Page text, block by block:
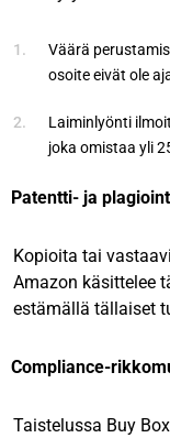
Väärä
osoite eivät ole
Laiminlyönti
joka omistaa yli
Patentti- ja
Kopioita tai
Amazon käsittelee
estämällä tällaiset
Compliance-
Taistelussa Buy